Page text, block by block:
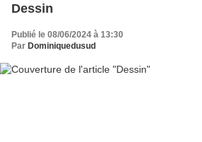
Dessin
Publié le 08/06/2024 à 13:30
Par Dominiquedusud